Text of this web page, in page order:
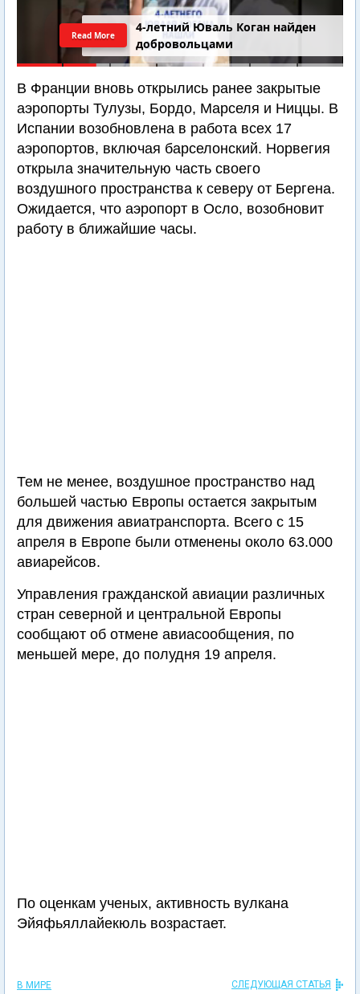
4-летний Юваль Коган найден
добровольцами
Read More
В Франции вновь открылись ранее закрытые
аэропорты Тулузы, Бордо, Марселя и Ниццы. В
Испании возобновлена в работа всех 17
аэропортов, включая барселонский. Норвегия
открыла значительную часть своего
воздушного пространства к северу от Бергена.
Ожидается, что аэропорт в Осло, возобновит
работу в ближайшие часы.
Тем не менее, воздушное пространство над
большей частью Европы остается закрытым
для движения авиатранспорта. Всего с 15
апреля в Европе были отменены около 63.000
авиарейсов.
Управления гражданской авиации различных
стран северной и центральной Европы
сообщают об отмене авиасообщения, по
меньшей мере, до полудня 19 апреля.
По оценкам ученых, активность вулкана
Эйяфьяллайекюль возрастает.
В МИРЕ СЛЕДУЮЩАЯ СТАТЬЯ